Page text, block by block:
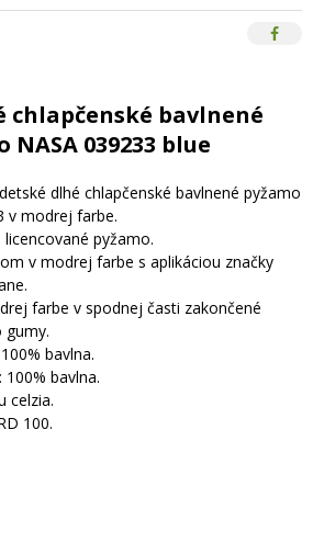
chlapčenské bavlnené
NASA 039233 blue
dlhé chlapčenské bavlnené pyžamo
v modrej farbe.
pyžamo.
v modrej farbe s aplikáciou značky
farbe v spodnej časti zakončené
gumy.
bavlna.
bavlna.
celzia.
100.